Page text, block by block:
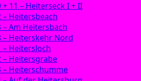
11 – Heiterseck I + II
– Heitersbeach
– Am Heitersbach
– Heiterskehr Nord
– Heitersloch
– Heitersgrabe
– Heiterschumme